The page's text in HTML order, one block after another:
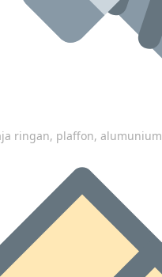
ringan, plaffon, alumunium